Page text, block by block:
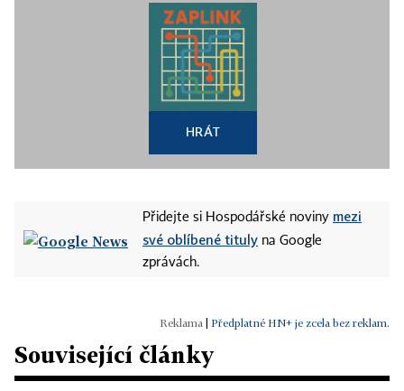
HRÁT
Přidejte si Hospodářské noviny mezi
své oblíbené tituly na Google
zprávách.
Předplatné HN+ je zcela bez reklam.
Související články